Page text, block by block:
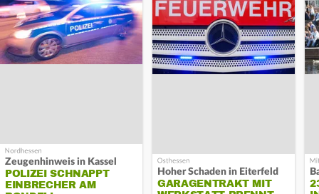
Zeugenhinweis in Kassel
POLIZEI SCHNAPPT
EINBRECHER AM
Hoher Schaden in Eiterfeld
GARAGENTRAKT MIT